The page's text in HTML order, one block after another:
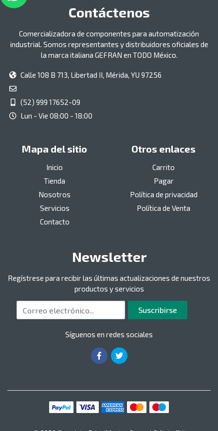
Contáctenos
Comercializadora de componentes para automatización
industrial. Somos representantes y distribuidores oficiales de
la marca italiana GEFRAN en TODO México.
Calle 108 B 713, Libertad II, Mérida, YU 97256
(52) 999 17652-09
Lun - Vie 08:00 - 18:00
Mapa del sitio
Inicio
Tienda
Nosotros
Servicios
Contacto
Otros enlaces
Carrito
Pagar
Política de privacidad
Política de Venta
Newsletter
Regístrese para recibir las últimas actualizaciones de nuestros
productos y servicios
Correo electrónico Suscribirse
Síguenos en redes sociales